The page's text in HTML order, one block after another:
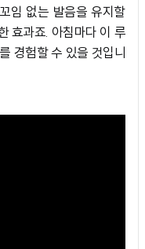
임 없는 발음을 유지할
효과죠. 아침마다 이 루
경험할 수 있을 것입니